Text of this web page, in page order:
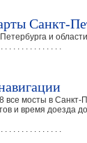
Санкт-
и
. . . . . . . . . . . . . .
все мосты в
и время доезда
. . . . . . . . . . . . . .